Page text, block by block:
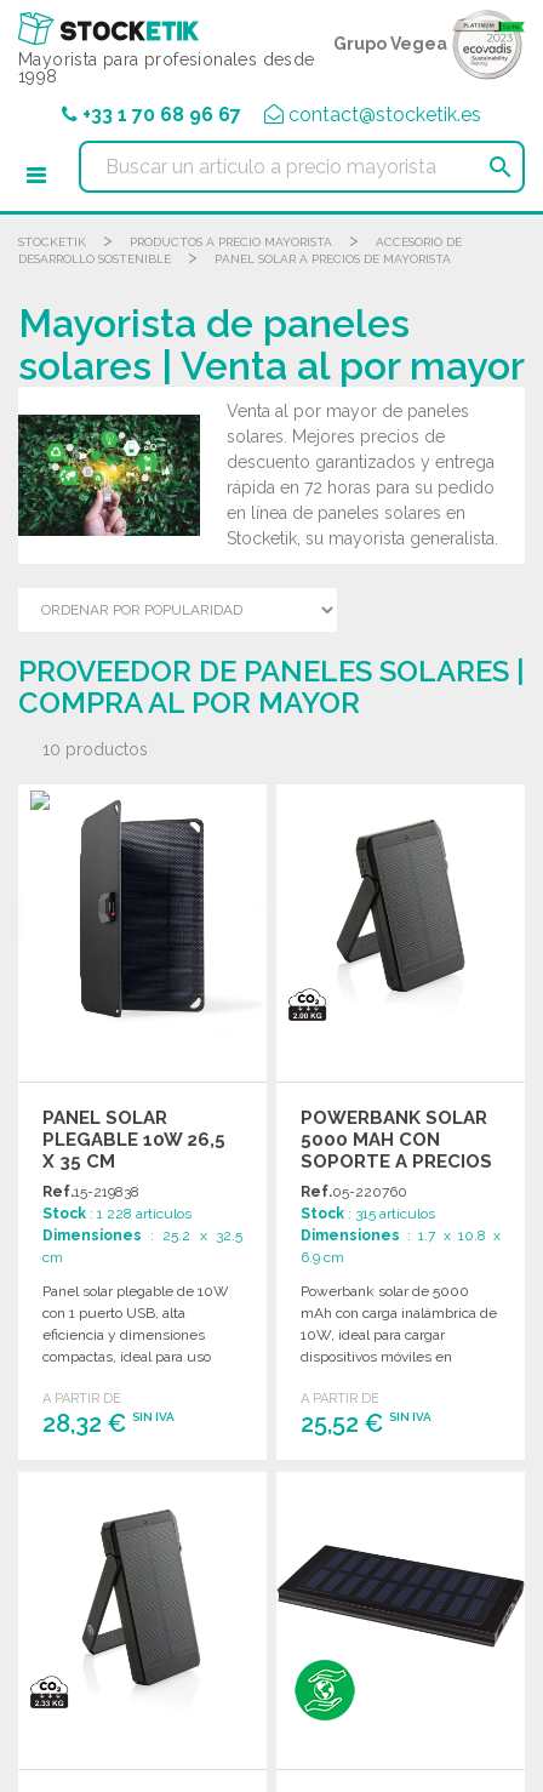
Mayorista para profesionales desde
1998
Grupo Vegea
+33 1 70 68 96 67 contact@stocketik.es

STOCKETIK > PRODUCTOS A PRECIO MAYORISTA >
ACCESORIO DE
DESARROLLO SOSTENIBLE
> PANEL SOLAR A PRECIOS DE MAYORISTA
Mayorista de paneles
solares | Venta al por mayor
Venta al por mayor de paneles
solares. Mejores precios de
descuento garantizados y entrega
rápida en 72 horas para su pedido
en línea de paneles solares en
Stocketik, su mayorista generalista.
PROVEEDOR DE PANELES SOLARES |
COMPRA AL POR MAYOR
10 productos
PANEL SOLAR
PLEGABLE 10W 26,5
X 35 CM
Ref.15-219838
Stock : 1 228 artículos
Dimensiones : 25.2 x 32.5
cm
Panel solar plegable de 10W
con 1 puerto USB, alta
eficiencia y dimensiones
compactas, ideal para uso
A PARTIR DE
28,32 € SIN IVA
Solicitar un presupuesto
POWERBANK SOLAR
5000 MAH CON
SOPORTE A PRECIOS
DE MAYORISTA
Ref.05-220760
Stock : 315 artículos
Dimensiones : 1.7 x 10.8 x
6.9 cm
Powerbank solar de 5000
mAh con carga inalámbrica de
10W, ideal para cargar
dispositivos móviles en
A PARTIR DE
25,52 €SIN IVA
Panel de gestión de cookies